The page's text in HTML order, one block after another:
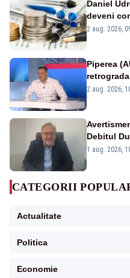
Daniel
deveni
viitoare?
2 aug. 2026,
Piperea
catastrofă
2 aug. 2026,
Debitul
1 aug. 2026,
CATEGORII
Actualitate
Politica
Economie